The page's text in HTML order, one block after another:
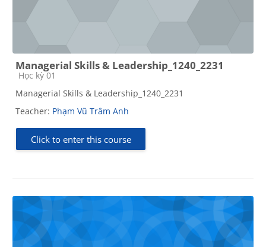
Managerial Skills & Leadership_1240_2231
Course category
Học kỳ 01
Managerial Skills & Leadership_1240_2231
Teacher: Phạm Vũ Trâm Anh
Click to enter this course